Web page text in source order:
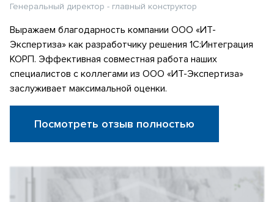
Генеральный директор - главный конструктор
Выражаем благодарность компании ООО «ИТ-
Экспертиза» как разработчику решения 1С:Интеграция
КОРП. Эффективная совместная работа наших
специалистов с коллегами из ООО «ИТ-Экспертиза»
заслуживает максимальной оценки.
Посмотреть отзыв полностью